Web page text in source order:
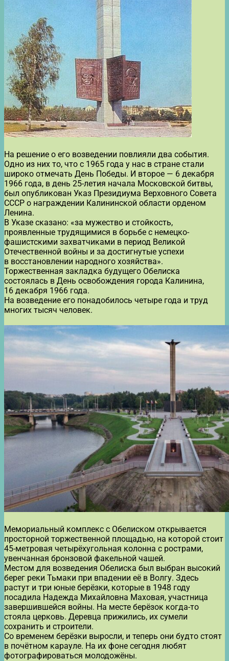
На решение о его возведении повлияли два события.
Одно из них то, что с 1965 года у нас в стране стали
широко отмечать День Победы. И второе — 6 декабря
1966 года, в день 25-летия начала Московской битвы,
был опубликован Указ Президиума Верховного Совета
СССР о награждении Калининской области орденом
Ленина.
В Указе сказано: «за мужество и стойкость,
проявленные трудящимися в борьбе с немецко-
фашистскими захватчиками в период Великой
Отечественной войны и за достигнутые успехи
в восстановлении народного хозяйства».
Торжественная закладка будущего Обелиска
состоялась в День освобождения города Калинина,
16 декабря 1966 года.
На возведение его понадобилось четыре года и труд
многих тысяч человек.
Мемориальный комплекс с Обелиском открывается
просторной торжественной площадью, на которой стоит
45-метровая четырёхугольная колонна с рострами,
увенчанная бронзовой факельной чашей.
Местом для возведения Обелиска был выбран высокий
берег реки Тьмаки при впадении её в Волгу. Здесь
растут и три юные берёзки, которые в 1948 году
посадила Надежда Михайловна Маховая, участница
завершившейся войны. На месте берёзок когда-то
стояла церковь. Деревца прижились, их сумели
сохранить и строители.
Со временем берёзки выросли, и теперь они будто стоят
в почётном карауле. На их фоне сегодня любят
фотографироваться молодожёны.